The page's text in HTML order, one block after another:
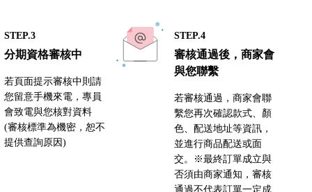
STEP.3
分期資格審核中
若頁面提示審核中則請
您留意手機來電，專員
會致電與您核對資料
(審核標準為機密，恕不
提供查詢原因)
STEP.4
審核通過後，商家會
與您聯繫
若審核通過，商家會聯
繫您再次確認款式、顏
色、配送地址等資訊，
並進行商品配送或面
交。※最終訂單成立與
否須由商家通知，審核
通過不代表訂單一定成